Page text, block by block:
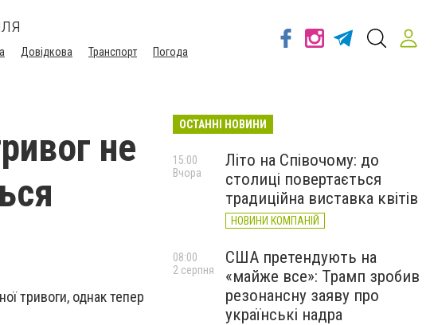
Довідкова Транспорт Погода
не
тривоги, однак тепер
ОСТАННІ НОВИНИ
Літо на Співочому: до
столиці повертається
традиційна виставка квітів
НОВИНИ КОМПАНІЙ
15:00
Вчора
США претендують на
«майже все»: Трамп зробив
резонансну заяву про
українські надра
08:00
2 серпня